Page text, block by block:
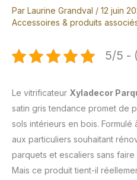
Par Laurine Grandval / 12 juin
Accessoires & produits
5/5 -
Le vitrificateur Xyladecor
satin gris tendance promet de
sols intérieurs en bois. Formulé
aux particuliers souhaitant
parquets et escaliers sans
Mais ce produit tient-il